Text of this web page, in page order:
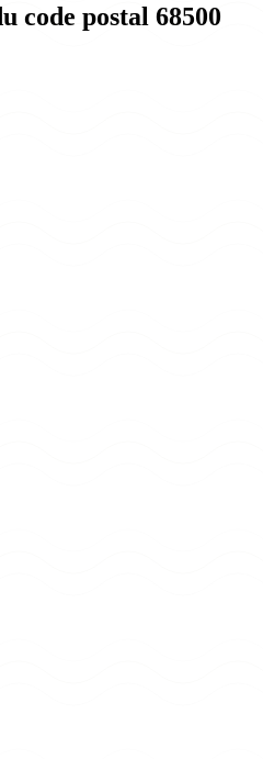
code postal 68500